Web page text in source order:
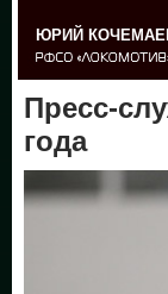
ЮРИЙ
Пресс-
года